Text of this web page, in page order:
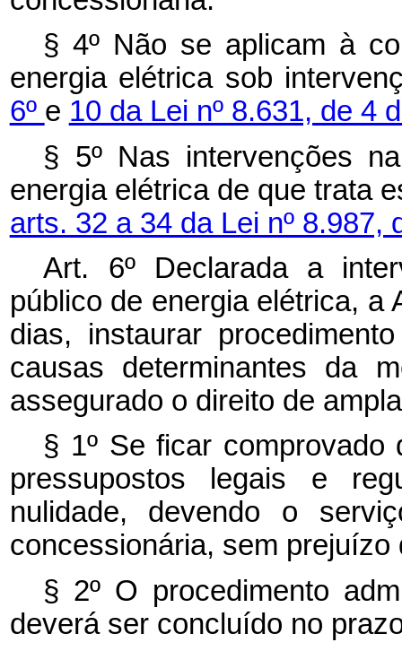
§ 4º Não se aplicam à
energia elétrica sob
6º e 10 da Lei nº 8.631, de 4
§ 5º Nas intervenções
energia elétrica de que trata
arts. 32 a 34 da Lei nº 8.987,
Art. 6º Declarada a
público de energia elétrica, a
dias, instaurar
causas determinantes da
assegurado o direito de
§ 1º Se ficar
pressupostos legais e
nulidade, devendo o
concessionária, sem
§ 2º O procedimento
deverá ser concluído no